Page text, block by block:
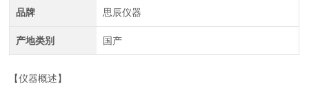
品牌 思辰仪器
产地类别 国产
【仪器概述】